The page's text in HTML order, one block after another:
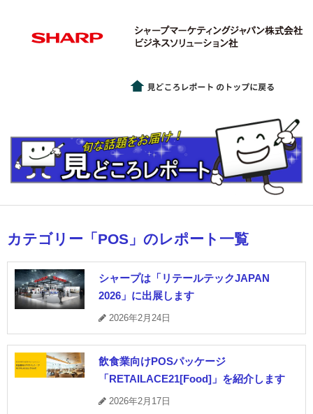
カテゴリー「POS」のレポート一覧
シャープは「リテールテックJAPAN
2026」に出展します
2026年2月24日
飲食業向けPOSパッケージ
「RETAILACE21[Food]」を紹介します
2026年2月17日